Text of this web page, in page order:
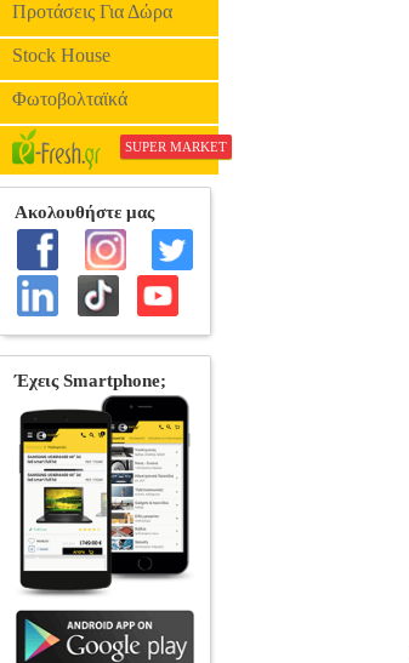
Προτάσεις Για Δώρα
Stock House
Φωτοβολταϊκά
SUPER MARKET